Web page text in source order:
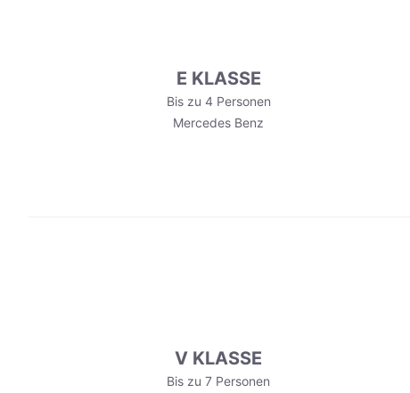
E KLASSE
Bis zu 4 Personen
Mercedes Benz
V KLASSE
Bis zu 7 Personen